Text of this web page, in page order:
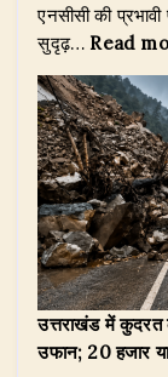
एनसीसी की
सुदृढ़… Read
उत्तराखंड में
उफान; 20 हजार